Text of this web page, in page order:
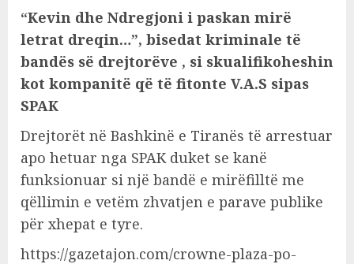
“Kevin dhe Ndregjoni i paskan mirë
letrat dreqin…”, bisedat kriminale të
bandës së drejtorëve , si skualifikoheshin
kot kompanitë që të fitonte V.A.S sipas
SPAK
Drejtorët në Bashkinë e Tiranës të arrestuar
apo hetuar nga SPAK duket se kanë
funksionuar si një bandë e mirëfilltë me
qëllimin e vetëm zhvatjen e parave publike
për xhepat e tyre.
https://gazetajon.com/crowne-plaza-po-